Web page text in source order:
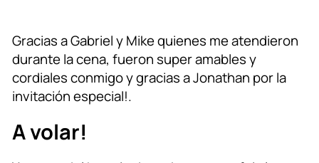
Gracias a Gabriel y Mike quienes me atendieron
durante la cena, fueron super amables y
cordiales conmigo y gracias a Jonathan por la
invitación especial!.
A volar!